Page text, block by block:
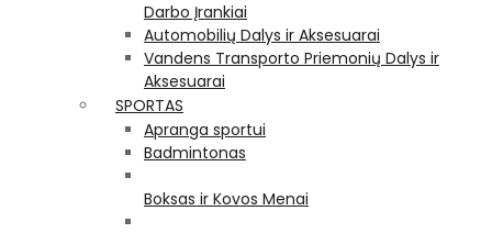
Darbo Įrankiai
Automobilių Dalys ir Aksesuarai
Vandens Transporto Priemonių Dalys ir
Aksesuarai
SPORTAS
Apranga sportui
Badmintonas
Boksas ir Kovos Menai